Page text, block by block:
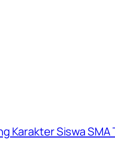
Karakter Siswa